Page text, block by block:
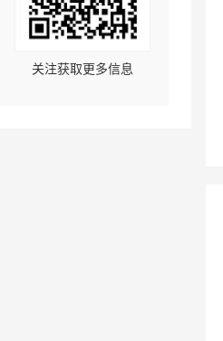
关注获取更多信息